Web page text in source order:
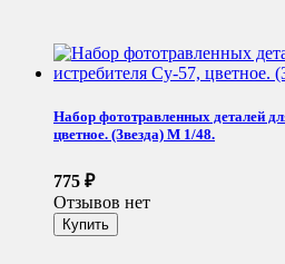
Набор фототравленных деталей
цветное. (Звезда) М 1/48.
775 ₽
Отзывов нет